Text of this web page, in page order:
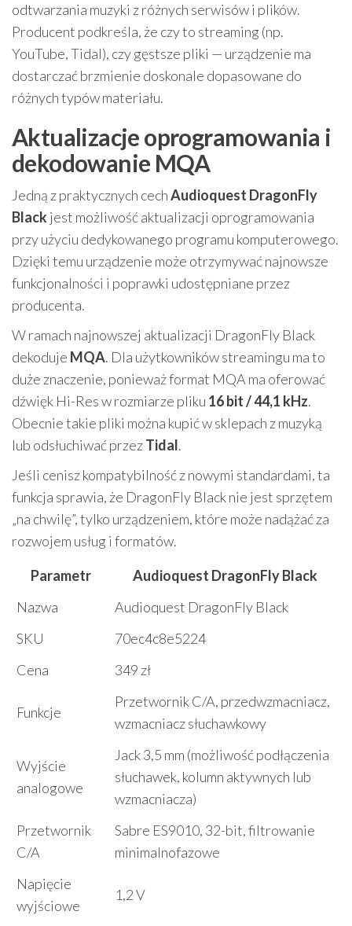
odtwarzania muzyki z różnych serwisów i plików.
Producent podkreśla, że czy to streaming (np.
YouTube, Tidal), czy gęstsze pliki — urządzenie ma
dostarczać brzmienie doskonale dopasowane do
różnych typów materiału.
Aktualizacje oprogramowania i
dekodowanie MQA
Jedną z praktycznych cechAudioquest DragonFly
Blackjest możliwość aktualizacji oprogramowania
przy użyciu dedykowanego programu komputerowego.
Dzięki temu urządzenie może otrzymywać najnowsze
funkcjonalności i poprawki udostępniane przez
producenta.
W ramach najnowszej aktualizacji DragonFly Black
dekoduje MQA. Dla użytkowników streamingu ma to
duże znaczenie, ponieważ format MQA ma oferować
dźwięk Hi-Res w rozmiarze pliku 16 bit / 44,1 kHz.
Obecnie takie pliki można kupić w sklepach z muzyką
lub odsłuchiwać przezTidal.
Jeśli cenisz kompatybilność z nowymi standardami, ta
funkcja sprawia, że DragonFly Black nie jest sprzętem
„na chwilę”, tylko urządzeniem, które może nadążać za
rozwojem usług i formatów.
Parametr
Audioquest DragonFly Black
Nazwa
Audioquest DragonFly Black
SKU
70ec4c8e5224
Cena
349 zł
Funkcje
Przetwornik C/A, przedwzmacniacz,
wzmacniacz słuchawkowy
Wyjście
analogowe
Jack 3,5 mm (możliwość podłączenia
słuchawek, kolumn aktywnych lub
wzmacniacza)
Przetwornik
C/A
Sabre ES9010, 32-bit, filtrowanie
minimalnofazowe
Napięcie
wyjściowe
1,2 V